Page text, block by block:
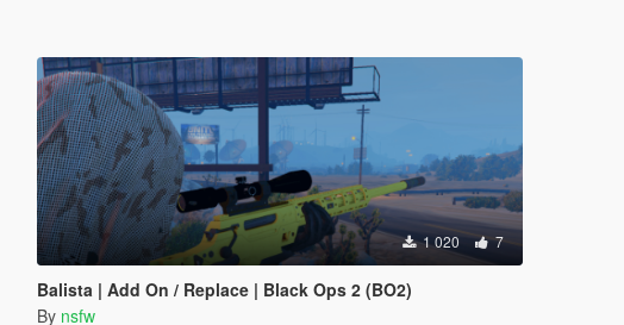
1 020 7
Balista | Add On / Replace | Black Ops 2 (BO2)
By nsfw